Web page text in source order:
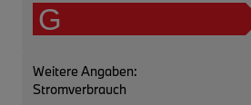
G
Weitere Angaben:
Stromverbrauch